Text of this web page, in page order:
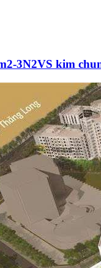
3N2VS kim